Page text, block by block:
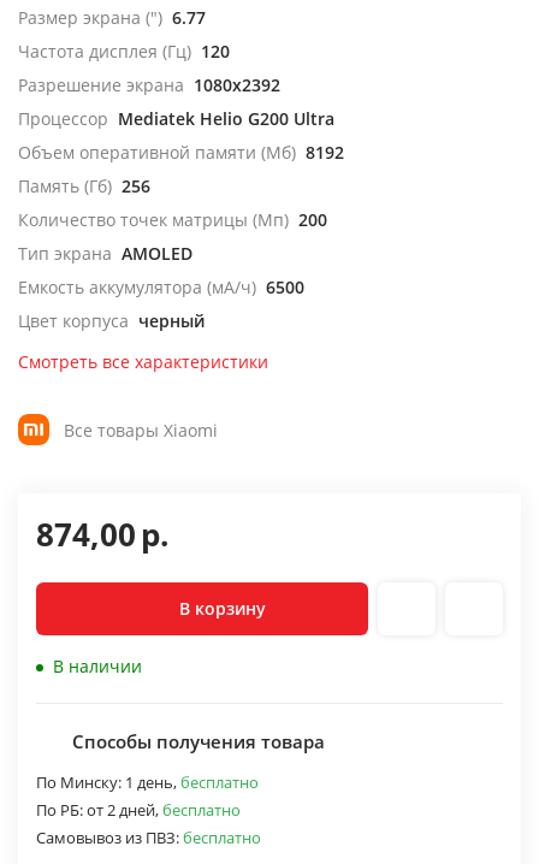
Размер экрана (") 6.77
Частота дисплея (Гц) 120
Разрешение экрана 1080x2392
Процессор Mediatek Helio G200 Ultra
Объем оперативной памяти (Мб) 8192
Память (Гб) 256
Количество точек матрицы (Мп) 200
Тип экрана AMOLED
Емкость аккумулятора (мА/ч) 6500
Цвет корпуса черный
Смотреть все характеристики
Все товары Xiaomi
874,00р.
В корзину
В наличии
Способы получения товара
По Минску: 1 день,бесплатно
По РБ:от 2 дней,бесплатно
Самовывоз из ПВЗ:бесплатно